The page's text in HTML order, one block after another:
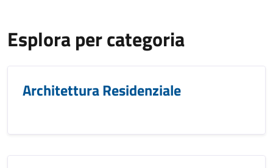
Esplora per categoria
Architettura Residenziale